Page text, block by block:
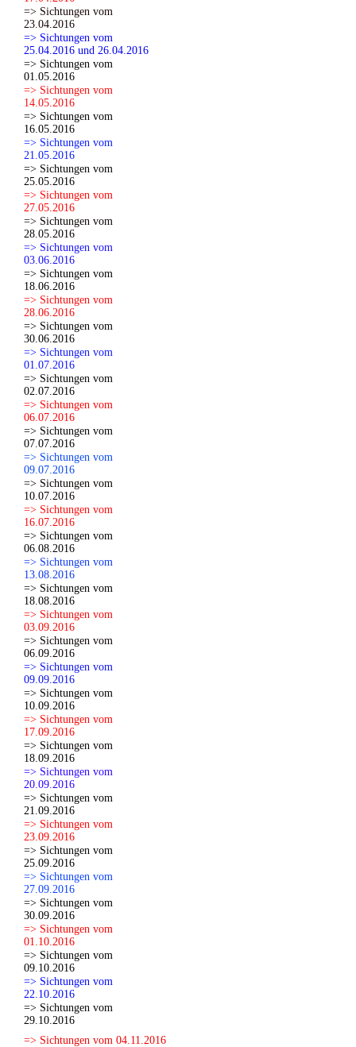
=> Sichtungen vom
23.04.2016
=> Sichtungen vom
25.04.2016 und 26.04.2016
=> Sichtungen vom
01.05.2016
=> Sichtungen vom
14.05.2016
=> Sichtungen vom
16.05.2016
=> Sichtungen vom
21.05.2016
=> Sichtungen vom
25.05.2016
=> Sichtungen vom
27.05.2016
=> Sichtungen vom
28.05.2016
=> Sichtungen vom
03.06.2016
=> Sichtungen vom
18.06.2016
=> Sichtungen vom
28.06.2016
=> Sichtungen vom
30.06.2016
=> Sichtungen vom
01.07.2016
=> Sichtungen vom
02.07.2016
=> Sichtungen vom
06.07.2016
=> Sichtungen vom
07.07.2016
=> Sichtungen vom
09.07.2016
=> Sichtungen vom
10.07.2016
=> Sichtungen vom
16.07.2016
=> Sichtungen vom
06.08.2016
=> Sichtungen vom
13.08.2016
=> Sichtungen vom
18.08.2016
=> Sichtungen vom
03.09.2016
=> Sichtungen vom
06.09.2016
=> Sichtungen vom
09.09.2016
=> Sichtungen vom
10.09.2016
=> Sichtungen vom
17.09.2016
=> Sichtungen vom
18.09.2016
=> Sichtungen vom
20.09.2016
=> Sichtungen vom
21.09.2016
=> Sichtungen vom
23.09.2016
=> Sichtungen vom
25.09.2016
=> Sichtungen vom
27.09.2016
=> Sichtungen vom
30.09.2016
=> Sichtungen vom
01.10.2016
=> Sichtungen vom
09.10.2016
=> Sichtungen vom
22.10.2016
=> Sichtungen vom
29.10.2016
=> Sichtungen vom 04.11.2016